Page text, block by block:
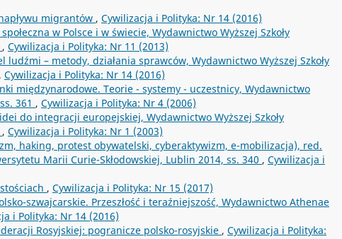
migrantów , Cywilizacja i Polityka: Nr 14 (2016)
w Polsce i w świecie, Wydawnictwo Wyższej Szkoły
, Cywilizacja i Polityka: Nr 11 (2013)
– metody, działania sprawców, Wydawnictwo Wyższej Szkoły
, Cywilizacja i Polityka: Nr 14 (2016)
międzynarodowe. Teorie - systemy - uczestnicy, Wydawnictwo
361 , Cywilizacja i Polityka: Nr 4 (2006)
do integracji europejskiej, Wydawnictwo Wyższej Szkoły
, Cywilizacja i Polityka: Nr 1 (2003)
haking, protest obywatelski, cyberaktywizm, e-mobilizacja), red.
Marii Curie-Skłodowskiej, Lublin 2014, ss. 340 , Cywilizacja i
, Cywilizacja i Polityka: Nr 15 (2017)
szwajcarskie. Przeszłość i teraźniejszość, Wydawnictwo Athenae
i Polityka: Nr 14 (2016)
Rosyjskiej: pogranicze polsko-rosyjskie , Cywilizacja i Polityka: